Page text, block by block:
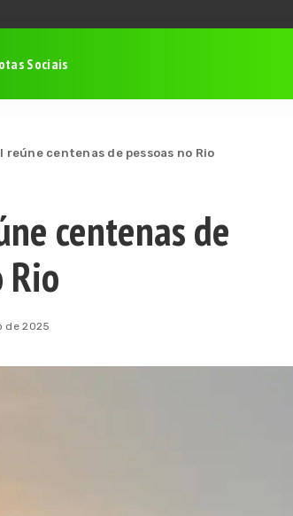
Sociais
reúne centenas de pessoas no Rio
centenas de
Rio
de 2025